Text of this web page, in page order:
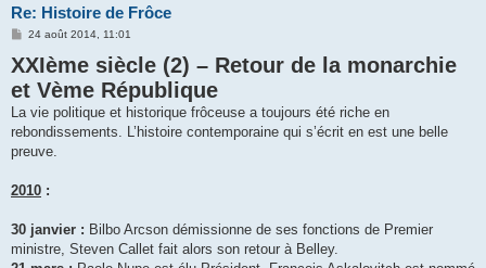
Re: Histoire de Frôce
M
s
s
a
g
e
24 août 2014, 11:01
XXIème siècle (2) – Retour de la monarchie
et Vème République
La vie politique et historique frôceuse a toujours été riche en
rebondissements. L’histoire contemporaine qui s’écrit en est une belle
preuve.
2010 :
30 janvier : Bilbo Arcson démissionne de ses fonctions de Premier
ministre, Steven Callet fait alors son retour à Belley.